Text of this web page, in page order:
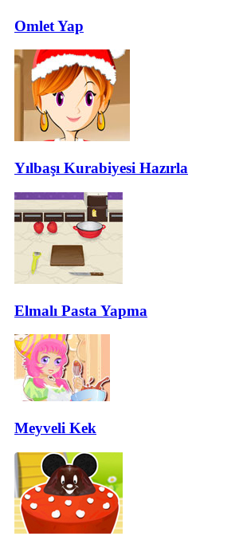
Omlet Yap
Yılbaşı Kurabiyesi Hazırla
Elmalı Pasta Yapma
Meyveli Kek